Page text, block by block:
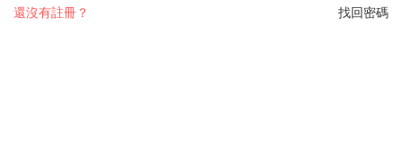
找回密碼
還沒有註冊？